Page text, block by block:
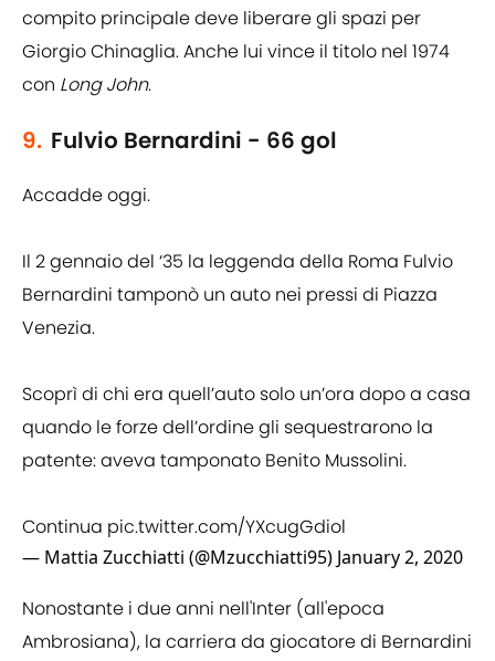
compito principale deve liberare gli spazi per
Giorgio Chinaglia. Anche lui vince il titolo nel 1974
con Long John.
9. Fulvio Bernardini - 66 gol
Accadde oggi.
Il 2 gennaio del ‘35 la leggenda della Roma Fulvio
Bernardini tamponò un auto nei pressi di Piazza
Venezia.
Scoprì di chi era quell’auto solo un’ora dopo a casa
quando le forze dell’ordine gli sequestrarono la
patente: aveva tamponato Benito Mussolini.
Continua pic.twitter.com/YXcugGdiol
— Mattia Zucchiatti (@Mzucchiatti95) January 2, 2020
Nonostante i due anni nell'Inter (all'epoca
Ambrosiana), la carriera da giocatore di Bernardini